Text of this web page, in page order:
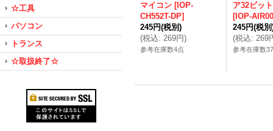
☆工具
パソコン
トランス
☆取扱終了☆
マイコン [IOP-
CH552T-DP]
245円(税別)
(税込: 269円)
参考在庫数4点
ア32ビッ
[IOP-
245円(税別
(税込: 269
参考在庫数